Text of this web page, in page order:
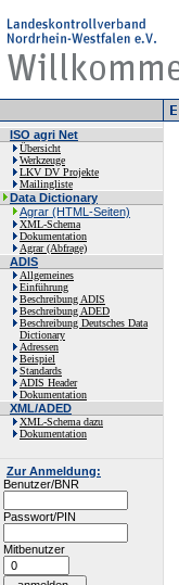
ISO agri Net
Übersicht
Werkzeuge
LKV DV Projekte
Mailingliste
Data Dictionary
Agrar (HTML-Seiten)
XML-Schema
Dokumentation
Agrar (Abfrage)
ADIS
Allgemeines
Einführung
Beschreibung ADIS
Beschreibung ADED
Beschreibung Deutsches Data
Dictionary
Adressen
Beispiel
Standards
ADIS Header
Dokumentation
XML/ADED
XML-Schema dazu
Dokumentation
Zur Anmeldung:
Benutzer/BNR
Passwort/PIN
Mitbenutzer